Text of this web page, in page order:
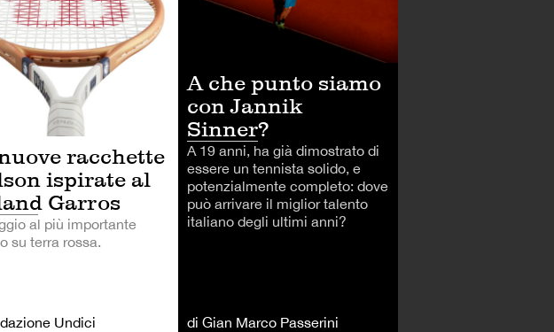
racchette
ispirate al
Garros
al più importante
su terra rossa.
Undici
A che punto siamo
con Jannik
Sinner?
A 19 anni, ha già dimostrato di
essere un tennista solido, e
potenzialmente completo: dove
può arrivare il miglior talento
italiano degli ultimi anni?
di Gian Marco Passerini